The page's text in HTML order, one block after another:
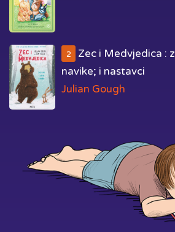
2
Zec i Medvjedica :
navike; i nastavci
Julian Gough